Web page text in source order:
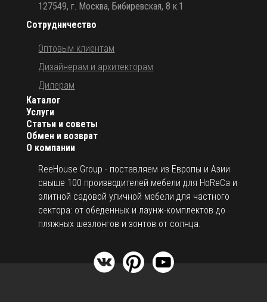
О компании
ReeHouse Group - поставляем из Европы и Азии
свыше 100 производителей мебели для HoReCa и
элитной садовой уличной мебели для частного
сектора: от обеденных и лаунж-комплектов до
пляжных шезлонгов и зонтов от солнца.
Каталог
Услуги
Статьи и советы
Обмен и возврат
Сотрудничество
Оптовым клиентам
Дизайнерам и архитекторам
Дилерам
127549, г. Москва, Бибиревская, 8 к.1